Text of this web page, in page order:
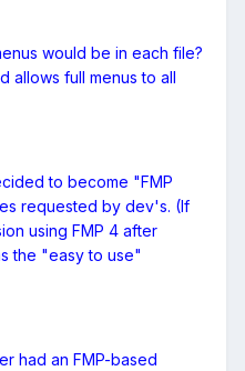
would be in each file?
allows full menus to all
to become "FMP
requested by dev's. (If
using FMP 4 after
the "easy to use"
had an FMP-based